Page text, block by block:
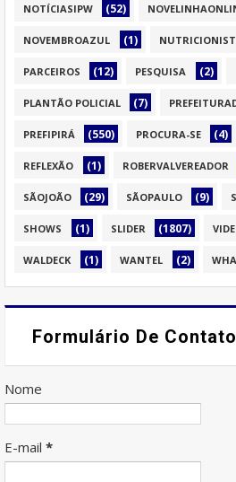
NOTÍCIASIPW (52)
NOVEMBROAZUL (1)
PARCEIROS (12) PESQUISA (2)
PLANTÃO POLICIAL (7)
PREFIPIRÁ (550) PROCURA-SE (4)
REFLEXÃO (1) ROBERVALVEREADOR
SÃOJOÃO (29) SÃOPAULO (9)
SHOWS (1) SLIDER (1807)
WALDECK (1) WANTEL (2)
Formulário De Contato
Nome
E-mail *